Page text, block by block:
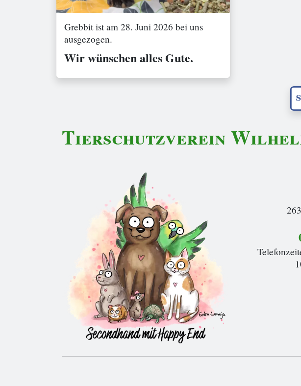
Grebbit ist am 28. Juni 2026 bei uns
ausgezogen.
Wir wünschen alles Gute.
Tierschutzverein